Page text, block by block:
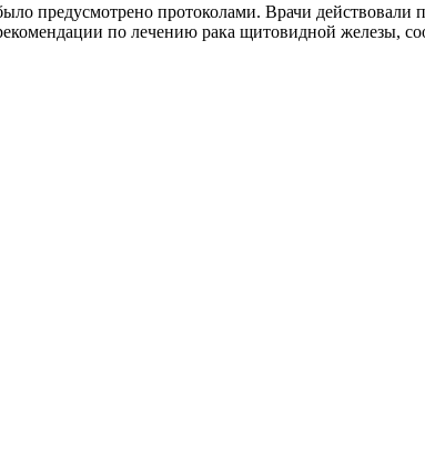
предусмотрено протоколами. Врачи действовали
по лечению рака щитовидной железы,